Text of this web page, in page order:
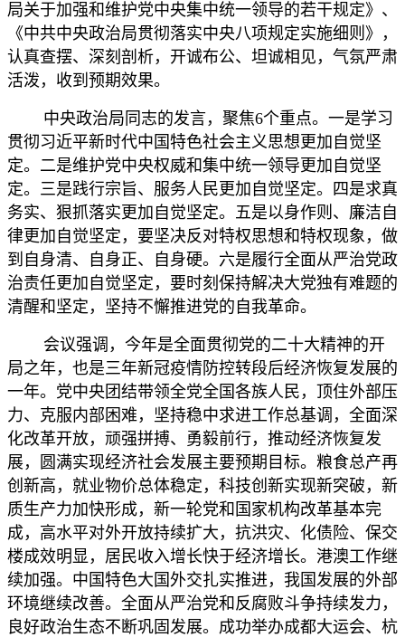
局关于加强和维护党中央集中统一领导的若干规定》、
《中共中央政治局贯彻落实中央八项规定实施细则》，
认真查摆、深刻剖析，开诚布公、坦诚相见，气氛严肃
活泼，收到预期效果。
中央政治局同志的发言，聚焦6个重点。一是学习
贯彻习近平新时代中国特色社会主义思想更加自觉坚
定。二是维护党中央权威和集中统一领导更加自觉坚
定。三是践行宗旨、服务人民更加自觉坚定。四是求真
务实、狠抓落实更加自觉坚定。五是以身作则、廉洁自
律更加自觉坚定，要坚决反对特权思想和特权现象，做
到自身清、自身正、自身硬。六是履行全面从严治党政
治责任更加自觉坚定，要时刻保持解决大党独有难题的
清醒和坚定，坚持不懈推进党的自我革命。
会议强调，今年是全面贯彻党的二十大精神的开
局之年，也是三年新冠疫情防控转段后经济恢复发展的
一年。党中央团结带领全党全国各族人民，顶住外部压
力、克服内部困难，坚持稳中求进工作总基调，全面深
化改革开放，顽强拼搏、勇毅前行，推动经济恢复发
展，圆满实现经济社会发展主要预期目标。粮食总产再
创新高，就业物价总体稳定，科技创新实现新突破，新
质生产力加快形成，新一轮党和国家机构改革基本完
成，高水平对外开放持续扩大，抗洪灾、化债险、保交
楼成效明显，居民收入增长快于经济增长。港澳工作继
续加强。中国特色大国外交扎实推进，我国发展的外部
环境继续改善。全面从严治党和反腐败斗争持续发力，
良好政治生态不断巩固发展。成功举办成都大运会、杭